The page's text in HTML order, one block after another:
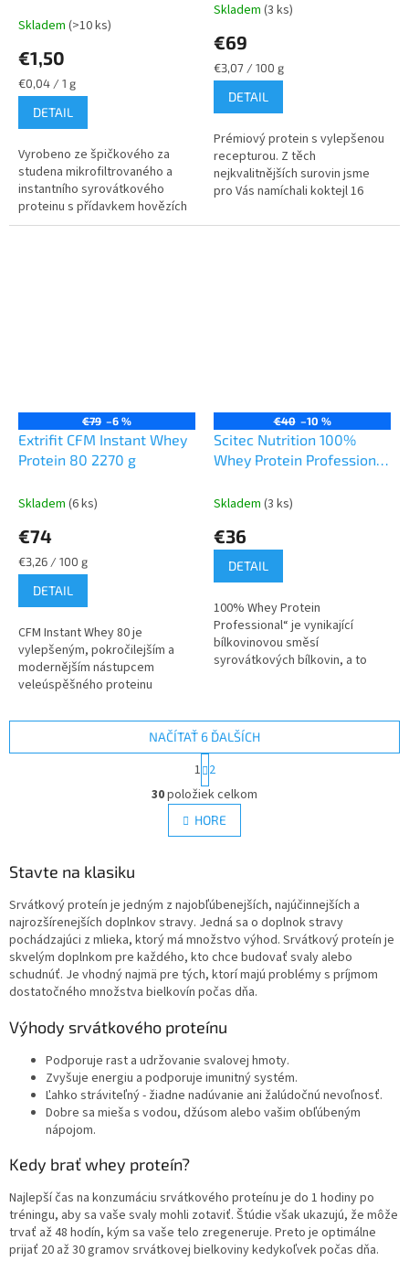
Skladem (>10 ks)
€1,50
Jednotková
cena:
€0,04 / 1 g
DETAIL
Vyrobeno ze špičkového za
studena mikrofiltrovaného a
instantního syrovátkového
proteinu s přídavkem hovězích
aminokyselin. Špičková kvalita
Priemerné
produktu
je
5,0
5
hviezdičiek.
Skladem (3 ks)
€69
Jednotková
cena:
€3,07 / 100 g
DETAIL
Prémiový protein s vylepšenou
recepturou. Z těch
nejkvalitnějších surovin jsme
pro Vás namíchali koktejl 16
svou opravdovostí
€79 –6 %
Extrifit CFM Instant Whey
Protein 80 2270 g
Skladem (6 ks)
€74
Jednotková
cena:
€3,26 / 100 g
DETAIL
CFM Instant Whey 80 je
vylepšeným, pokročilejším a
modernějším nástupcem
veleúspěšného proteinu
nového proteinu CFM Instant
€40 –10 %
Scitec Nutrition 100%
Whey Protein Professional
Skladem (3 ks)
€36
DETAIL
100% Whey Protein
Professional“ je vynikající
bílkovinovou směsí
syrovátkových bílkovin, a to
O
v
l
á
i
e
p
r
v
k
v
p
i
s
u
NAČÍTAŤ 6 ĎALŠÍCH
t
r
á
n
k
n
i
e
1 2
30položiek celkom
HORE
Stavte na klasiku
Srvátkový proteín je jedným z najobľúbenejších, najúčinnejších a
najrozšírenejších doplnkov stravy. Jedná sa o doplnok stravy
pochádzajúci z mlieka, ktorý má množstvo výhod. Srvátkový proteín je
skvelým doplnkom pre každého, kto chce budovať svaly alebo
schudnúť. Je vhodný najmä pre tých, ktorí majú problémy s príjmom
dostatočného množstva bielkovín počas dňa.
Výhody srvátkového proteínu
Podporuje rast a udržovanie svalovej hmoty.
Zvyšuje energiu a podporuje imunitný systém.
Ľahko stráviteľný - žiadne nadúvanie ani žalúdočnú nevoľnosť.
Dobre sa mieša s vodou, džúsom alebo vašim obľúbeným
nápojom.
Kedy brať whey proteín?
Najlepší čas na konzumáciu srvátkového proteínu je do 1 hodiny po
tréningu, aby sa vaše svaly mohli zotaviť. Štúdie však ukazujú, že môže
trvať až 48 hodín, kým sa vaše telo zregeneruje. Preto je optimálne
prijať 20 až 30 gramov srvátkovej bielkoviny kedykoľvek počas dňa.